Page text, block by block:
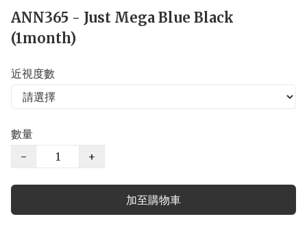
ANN365 - Just Mega Blue Black
(1month)
近視度數
數量
−
+
加至購物車